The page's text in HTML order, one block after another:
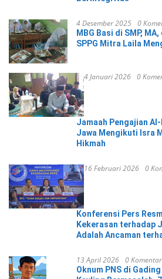
4 Desember 2025 0
MBG Basi di SMP,
SPPG Mitra Laila
4 Januari 2026 0
Jamaah Pengajian
Jawa Mengikuti Isra
Hikmah
16 Februari 2026 0
Konferensi Pers
Kekerasan terhadap
Adalah Ancaman
13 April 2026 0 Komentar
Oknum PNS di